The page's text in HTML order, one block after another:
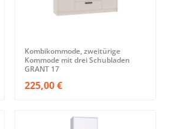
Kombikommode, zweitürige
Kommode mit drei Schubladen
GRANT 17
225,00 €